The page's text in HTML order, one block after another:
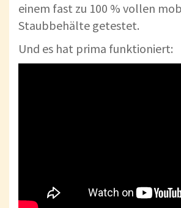
einem fast zu 100 % vollen
Staubbehälte getestet.
Und es hat prima funktioniert: